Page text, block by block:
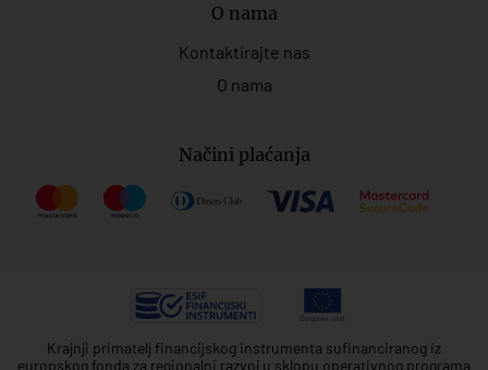
O nama
Kontaktirajte nas
O nama
Načini plaćanja
Krajnji primatelj financijskog instrumenta sufinanciranog iz
europskog fonda za regionalni razvoj u sklopu operativnog programa